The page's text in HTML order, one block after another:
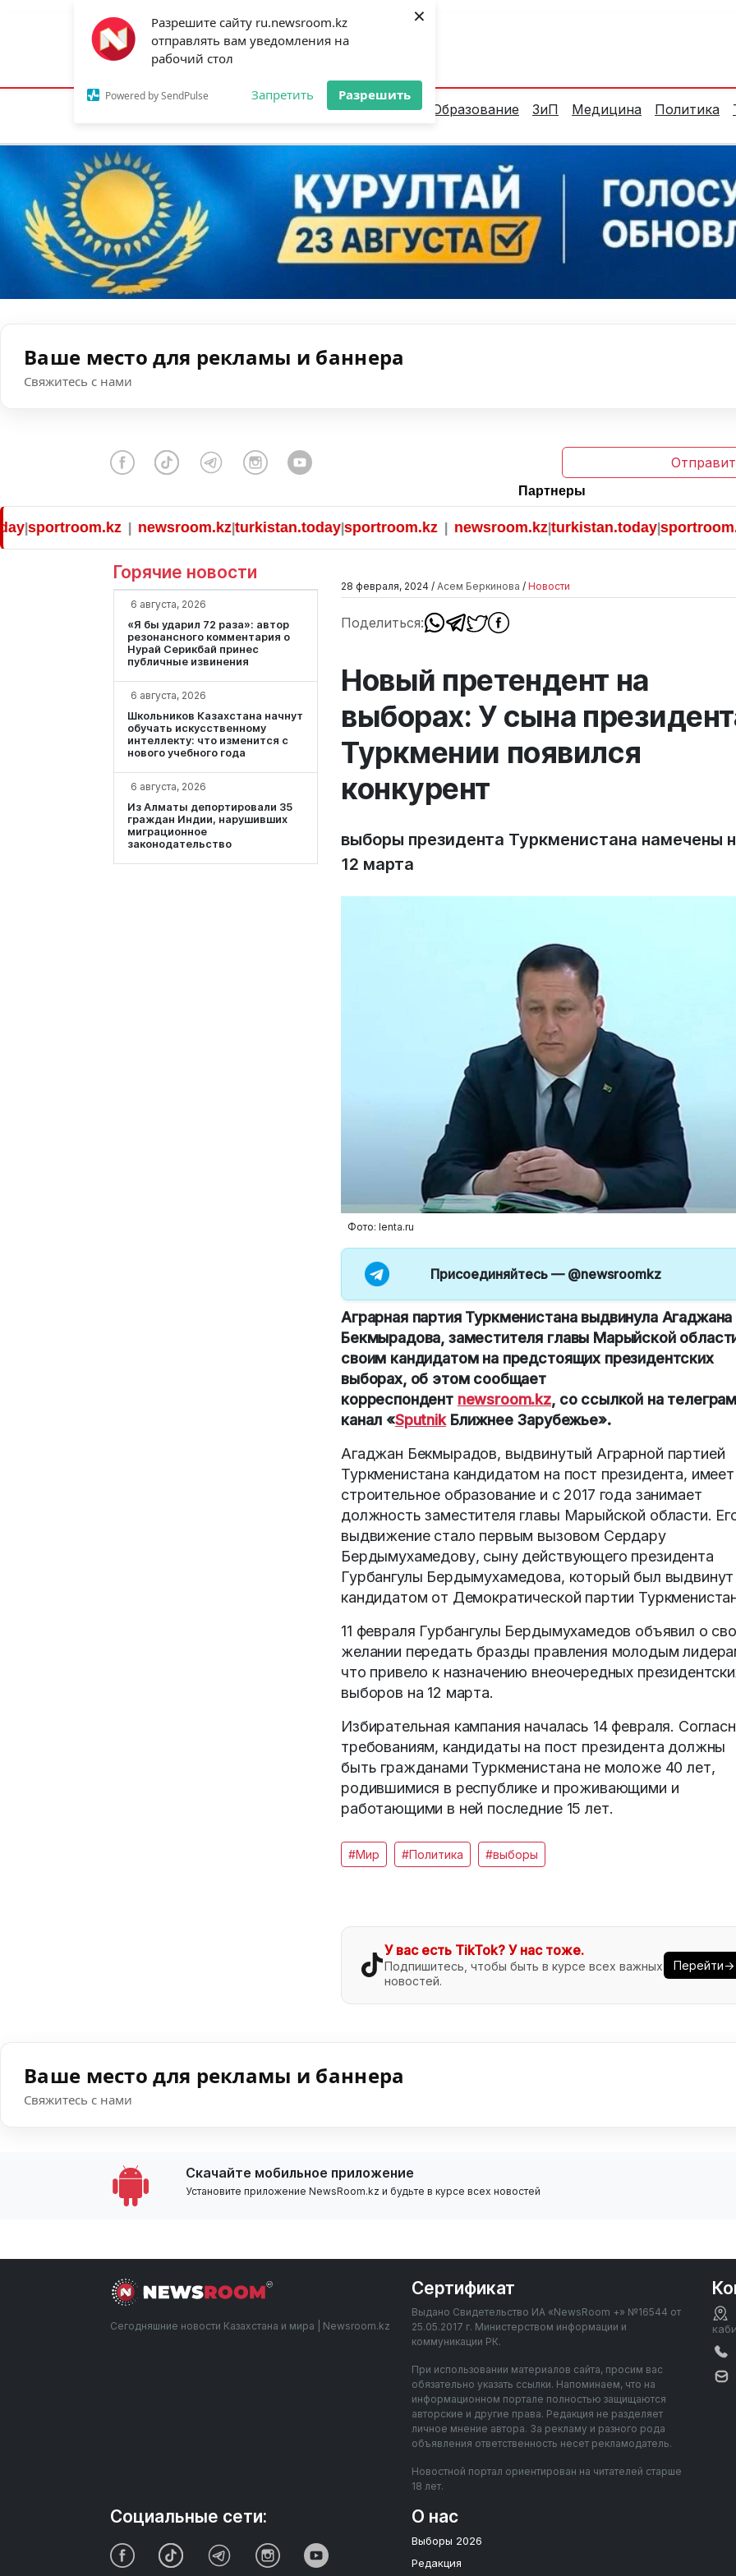
Разрешите сайту ru.newsroom.kz
отправлять вам уведомления на
рабочий стол
Powered by SendPulse Запретить Разрешить
×
Астана:17°C Алматы:21°C Шымкент:
Новости Аналитика Образование ЗиП Медицина Политика
Ваше место для рекламы и баннера
Свяжитесь с нами
Партнеры
| newsroom.kz|turkistan.today|sportroom.kz| newsroom.kz|turkistan.today|sportroom.kz
Горячие новости
6 августа, 2026
«Я бы ударил 72 раза»: автор
резонансного комментария о
Нурай Серикбай принес
публичные извинения
6 августа, 2026
Школьников Казахстана начнут
обучать искусственному
интеллекту: что изменится с
нового учебного года
6 августа, 2026
Из Алматы депортировали 35
граждан Индии, нарушивших
миграционное
законодательство
28 февраля, 2024 / Асем Беркинова / Новости
Поделиться:
Новый претендент на
выборах: У сына
Туркмении появился
конкурент
выборы президента Туркменистана намечены
12 марта
Фото: lenta.ru
Присоединяйтесь — @newsroomkz
Аграрная партия Туркменистана выдвинула Агаджана
Бекмырадова, заместителя главы Марыйской
своим кандидатом на предстоящих президентских
выборах, об этом сообщает
корреспондент newsroom.kz, со ссылкой на
канал «SputnikБлижнее Зарубежье».
Агаджан Бекмырадов, выдвинутый Аграрной партией
Туркменистана кандидатом на пост президента, имеет
строительное образование и с 2017 года занимает
должность заместителя главы Марыйской области.
выдвижение стало первым вызовом Сердару
Бердымухамедову, сыну действующего президента
Гурбангулы Бердымухамедова, который был выдвинут
кандидатом от Демократической партии
11 февраля Гурбангулы Бердымухамедов объявил о
желании передать бразды правления молодым
что привело к назначению внеочередных
выборов на 12 марта.
Избирательная кампания началась 14 февраля.
требованиям, кандидаты на пост президента должны
быть гражданами Туркменистана не моложе 40 лет,
родившимися в республике и проживающими и
работающими в ней последние 15 лет.
#Мир #Политика #выборы
У вас есть TikTok? У нас тоже.
Подпишитесь, чтобы быть в курсе всех важных
новостей.
Перейти→
Ваше место для рекламы и баннера
Свяжитесь с нами
Скачайте мобильное приложение
Установите приложение NewsRoom.kz и будьте в курсе всех новостей
Сегодняшние новости Казахстана и мира | Newsroom.kz
Сертификат
Выдано Свидетельство ИА «NewsRoom +» №16544 от
25.05.2017 г. Министерством информации и
коммуникации РК.
При использовании материалов сайта, просим вас
обязательно указать ссылки. Напоминаем, что на
информационном портале полностью защищаются
авторские и другие права. Редакция не разделяет
личное мнение автора. За рекламу и разного рода
объявления ответственность несет рекламодатель.
Новостной портал ориентирован на читателей старше
18 лет.
О нас
Выборы 2026
Редакция
Социальные сети: